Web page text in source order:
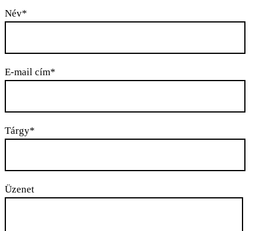
Név*
E-mail cím*
Tárgy*
Üzenet